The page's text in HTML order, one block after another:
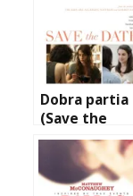
Dobra partia
(Save the
date)